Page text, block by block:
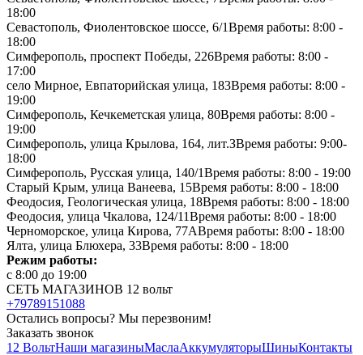
18:00
Севастополь, Фиолентовское шоссе, 6/1Время работы: 8:00 -
18:00
Симферополь, проспект Победы, 226Время работы: 8:00 -
17:00
село Мирное, Евпаторийская улица, 183Время работы: 8:00 -
19:00
Симферополь, Кечкеметская улица, 80Время работы: 8:00 -
19:00
Симферополь, улица Крылова, 164, лит.ЗВремя работы: 9:00-
18:00
Симферополь, Русская улица, 140/1Время работы: 8:00 - 19:00
Старый Крым, улица Ванеева, 15Время работы: 8:00 - 18:00
Феодосия, Геологическая улица, 18Время работы: 8:00 - 18:00
Феодосия, улица Чкалова, 124/11Время работы: 8:00 - 18:00
Черноморское, улица Кирова, 77АВремя работы: 8:00 - 18:00
Ялта, улица Блюхера, 33Время работы: 8:00 - 18:00
Режим работы:
с 8:00 до 19:00
СЕТЬ МАГАЗИНОВ 12 вольт
+79789151088
Остались вопросы? Мы перезвоним!
Заказать звонок
12 ВольтНаши магазиныМаслаАккумуляторыШиныКонтакты